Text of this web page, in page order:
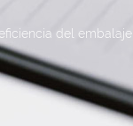
del embalaje